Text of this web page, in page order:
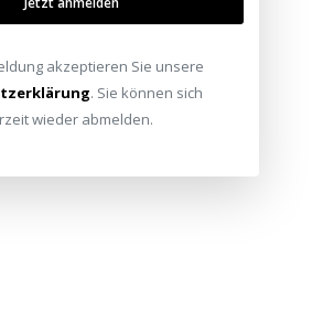
akzeptieren Sie unsere
. Sie können sich
wieder abmelden.